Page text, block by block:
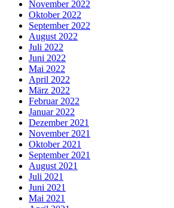
November 2022
Oktober 2022
September 2022
August 2022
Juli 2022
Juni 2022
Mai 2022
April 2022
März 2022
Februar 2022
Januar 2022
Dezember 2021
November 2021
Oktober 2021
September 2021
August 2021
Juli 2021
Juni 2021
Mai 2021